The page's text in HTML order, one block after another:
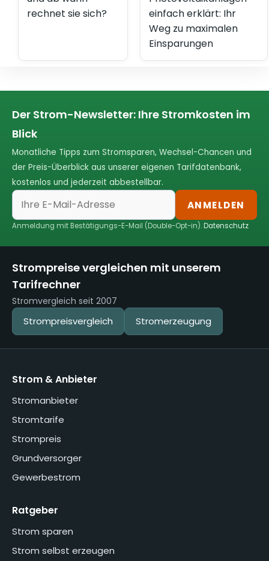
rechnet sie sich?
einfach erklärt: Ihr
Weg zu maximalen
Einsparungen
Der Strom-Newsletter: Ihre Stromkosten im
Blick
Monatliche Tipps zum Stromsparen, Wechsel-Chancen und
der Preis-Überblick aus unserer eigenen Tarifdatenbank,
kostenlos und jederzeit abbestellbar.
ANMELDEN
Anmeldung mit Bestätigungs-E-Mail (Double-Opt-in).Datenschutz
Strompreise vergleichen mit unserem
Tarifrechner
Stromvergleich seit 2007
Strompreisvergleich Stromerzeugung
Strom & Anbieter
Stromanbieter
Stromtarife
Strompreis
Grundversorger
Gewerbestrom
Ratgeber
Strom sparen
Strom selbst erzeugen